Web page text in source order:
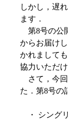
しかし，遅
ます．
第8号の公
からお届け
かれまして
協力いただ
さて，今回
た．第8号の
・ シング